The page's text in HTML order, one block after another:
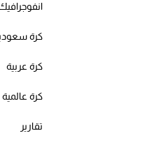
كرة
كرة عربية
كرة عالمية
تقارير